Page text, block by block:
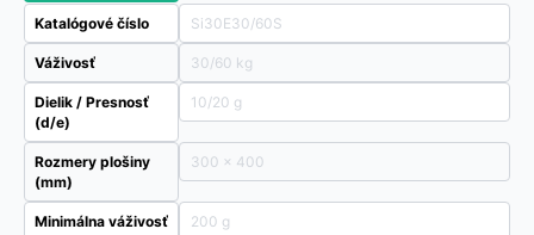
Katalógové číslo Si30E30/60S
Váživosť 30/60 kg
Dielik / Presnosť
(d/e)
10/20 g
Rozmery plošiny
(mm)
300 x 400
Minimálna váživosť 200 g